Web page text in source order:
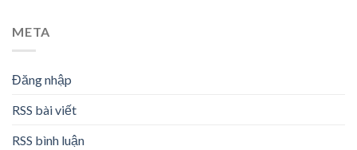
META
Đăng nhập
RSS bài viết
RSS bình luận